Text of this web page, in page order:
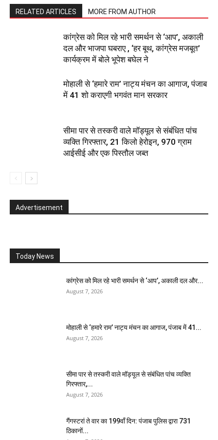
RELATED ARTICLES MORE FROM AUTHOR
कांग्रेस को मिल रहे भारी समर्थन से ‘आप’, अकाली
दल और भाजपा घबराए , ‘हर बूथ, कांग्रेस मजबूत’
कार्यक्रम में बोले भूपेश बघेल ने
मोहाली से ‘हमारे राम’ नाट्य मंचन का आगाज, पंजाब
में 41 शो कराएगी भगवंत मान सरकार
सीमा पार से तस्करी वाले मॉड्यूल से संबंधित पांच
व्यक्ति गिरफ्तार, 21 किलो हेरोइन, 970 ग्राम
आईसीई और एक पिस्तौल जब्त
Advertisement
Today News
कांग्रेस को मिल रहे भारी समर्थन से ‘आप’, अकाली दल और...
August 7, 2026
मोहाली से ‘हमारे राम’ नाट्य मंचन का आगाज, पंजाब में 41...
August 7, 2026
सीमा पार से तस्करी वाले मॉड्यूल से संबंधित पांच व्यक्ति
गिरफ्तार,...
August 7, 2026
गैंगस्टरां ते वार का 199वाँ दिन: पंजाब पुलिस द्वारा 731
ठिकानों...